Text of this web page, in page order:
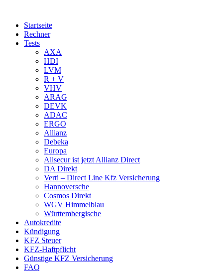
Startseite
Rechner
Tests
AXA
HDI
LVM
R + V
VHV
ARAG
DEVK
ADAC
ERGO
Allianz
Debeka
Europa
Allsecur ist jetzt Allianz Direct
DA Direkt
Verti – Direct Line Kfz Versicherung
Hannoversche
Cosmos Direkt
WGV Himmelblau
Württembergische
Autokredite
Kündigung
KFZ Steuer
KFZ-Haftpflicht
Günstige KFZ Versicherung
FAQ